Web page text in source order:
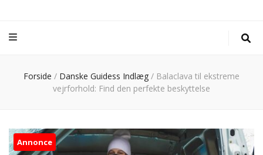
Forside / Danske Guidess Indlæg / Balaclava til ekstreme
vejrforhold: Find den perfekte beskyttelse
Annonce